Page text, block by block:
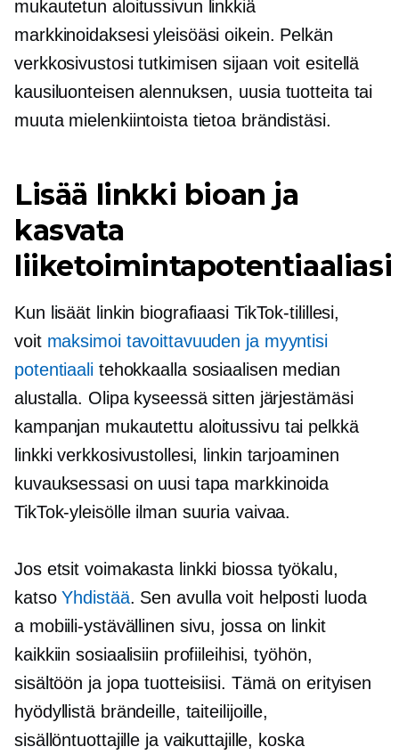
mukautetun aloitussivun linkkiä
markkinoidaksesi yleisöäsi oikein. Pelkän
verkkosivustosi tutkimisen sijaan voit esitellä
kausiluonteisen alennuksen, uusia tuotteita tai
muuta mielenkiintoista tietoa brändistäsi.
Lisää linkki bioan ja
kasvata
liiketoimintapotentiaaliasi
Kun lisäät linkin biografiaasi TikTok-tilillesi,
voit maksimoi tavoittavuuden ja myyntisi
potentiaalitehokkaalla sosiaalisen median
alustalla. Olipa kyseessä sitten järjestämäsi
kampanjan mukautettu aloitussivu tai pelkkä
linkki verkkosivustollesi, linkin tarjoaminen
kuvauksessasi on uusi tapa markkinoida
TikTok-yleisölle ilman suuria vaivaa.
Jos etsit voimakasta linkki biossatyökalu,
katsoYhdistää. Sen avulla voit helposti luoda
a mobiili-ystävällinen sivu, jossa on linkit
kaikkiin sosiaalisiin profiileihisi, työhön,
sisältöön ja jopa tuotteisiisi. Tämä on erityisen
hyödyllistä brändeille, taiteilijoille,
sisällöntuottajille ja vaikuttajille, koska